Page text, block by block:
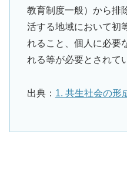
教育制度一般）から排
活する地域において初
れること、個人に必要
れる等が必要とされて
出典： 1. 共生社会の形